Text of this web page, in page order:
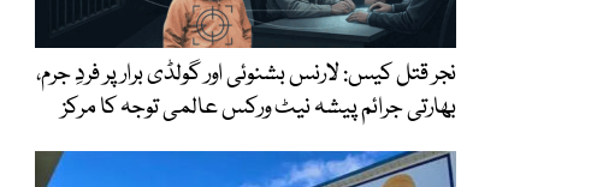
نجر قتل کیس: لارنس بشنوئی اور گولڈی برار پر فردِ جرم،
بھارتی جرائم پیشہ نیٹ ورکس عالمی توجہ کا مرکز